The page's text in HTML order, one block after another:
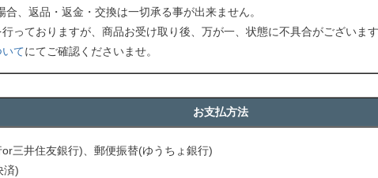
、返品・返金・交換は一切承る事が出来ません。
っておりますが、商品お受け取り後、万が一、状態に不具合がございま
てにてご確認くださいませ。
お支払方法
三井住友銀行)、郵便振替(ゆうちょ銀行)
済)